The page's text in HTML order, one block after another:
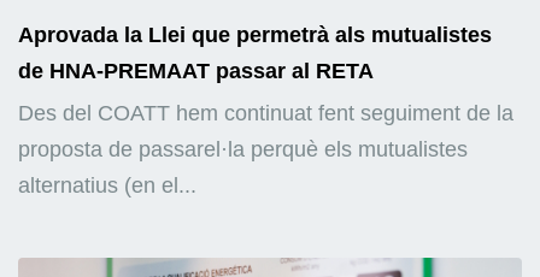
Aprovada la Llei que permetrà als mutualistes
de HNA-PREMAAT passar al RETA
Des del COATT hem continuat fent seguiment de la
proposta de passarel·la perquè els mutualistes
alternatius (en el...